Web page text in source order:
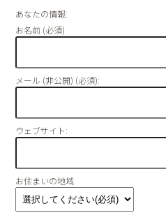
あなたの情報:
お名前 (必須)
メール (非公開) (必須):
ウェブサイト:
お住まいの地域